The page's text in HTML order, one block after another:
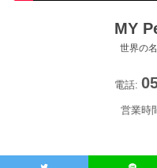
MY
世界の
電話:
営業時